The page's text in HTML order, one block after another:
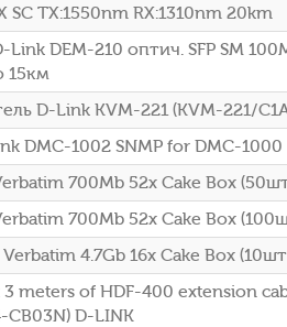
SC ТХ:1550nm RX:1310nm 20km
Link DEM-210 оптич. SFP SM
15км
D-Link KVM-221 (KVM-221/
DMC-1002 SNMP for DMC-1000
700Mb 52x Cake Box
700Mb 52x Cake Box
4.7Gb 16x Cake Box
3 meters of HDF-400 extension
CB03N) D-LINK